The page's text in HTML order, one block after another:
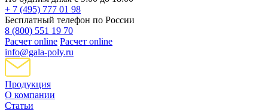
+ 7 (495) 777 01 98
Бесплатный телефон по России
8 (800) 551 19 70
Расчет online Расчет online
info@gala-poly.ru
Продукция
О компании
Статьи